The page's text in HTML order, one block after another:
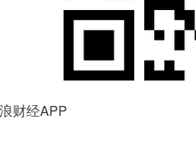
财经APP